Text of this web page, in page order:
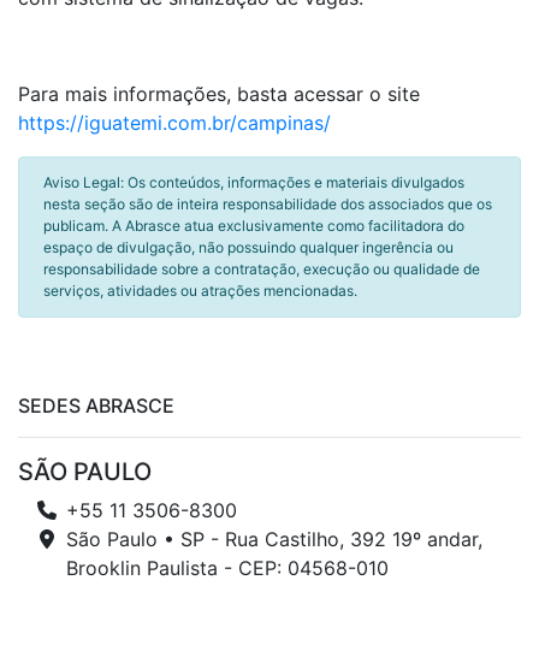
Para mais informações, basta acessar o site
https://iguatemi.com.br/campinas/
Aviso Legal: Os conteúdos, informações e materiais divulgados
nesta seção são de inteira responsabilidade dos associados que os
publicam. A Abrasce atua exclusivamente como facilitadora do
espaço de divulgação, não possuindo qualquer ingerência ou
responsabilidade sobre a contratação, execução ou qualidade de
serviços, atividades ou atrações mencionadas.
SEDES ABRASCE
SÃO PAULO
+55 11 3506-8300
São Paulo • SP - Rua Castilho, 392 19º andar,
Brooklin Paulista - CEP: 04568-010